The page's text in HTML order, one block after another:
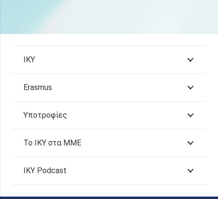
ΙΚΥ
Erasmus
Υποτροφίες
Το ΙΚΥ στα ΜΜΕ
IKY Podcast